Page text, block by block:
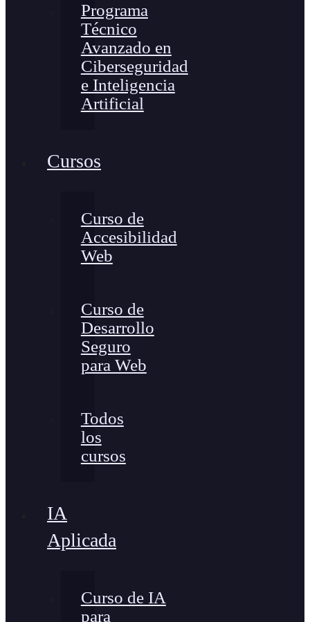
Programa
Técnico
Avanzado en
Ciberseguridad
e Inteligencia
Artificial
Cursos
Curso de
Accesibilidad
Web
Curso de
Desarrollo
Seguro
para Web
Todos
los
cursos
IA
Aplicada
Curso de IA
para